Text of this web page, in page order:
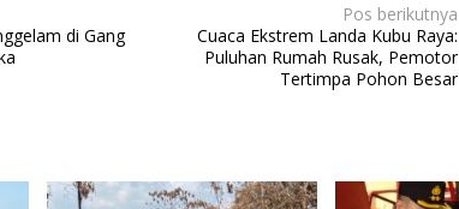
di Gang
Pos berikutnya
Cuaca Ekstrem Landa Kubu Raya:
Puluhan Rumah Rusak, Pemotor
Tertimpa Pohon Besar